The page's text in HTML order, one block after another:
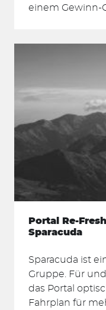
einem Gewinn-
Portal Re-
Sparacuda
Sparacuda ist
Gruppe. Für
das Portal
Fahrplan für